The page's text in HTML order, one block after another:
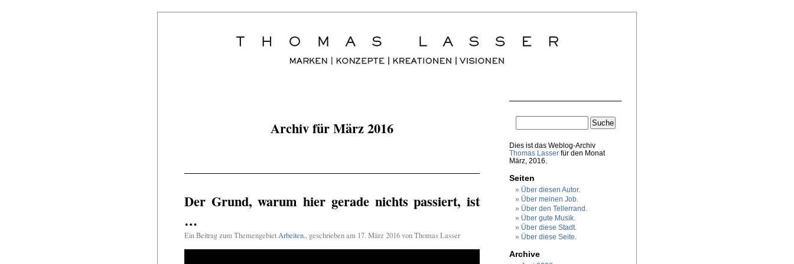
Archiv für März 2016
Der Grund, warum hier gerade nichts passiert, ist
…
Ein Beitrag zum ThemengebietArbeiten., geschrieben am 17. März 2016 von Thomas Lasser
Dies ist das Weblog-Archiv
Thomas Lasser für den Monat
März, 2016.
Seiten
Über diesen Autor.
Über meinen Job.
Über den Tellerrand.
Über gute Musik.
Über diese Stadt.
Über diese Seite.
Archive